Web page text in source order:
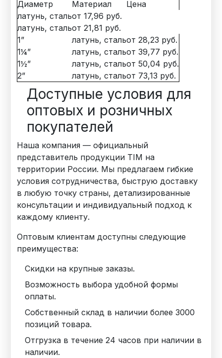
Диаметр Материал
Цена
латунь, стальот 17,96 руб.
латунь, стальот 21,81 руб.
1”
латунь, стальот 28,23 руб.
1¼”
латунь, стальот 39,77 руб.
1½”
латунь, стальот 50,04 руб.
2”
латунь, стальот 73,13 руб.
Доступные условия для
оптовых и розничных
покупателей
Наша компания — официальный
представитель продукции TIM на
территории России. Мы предлагаем гибкие
условия сотрудничества, быструю доставку
в любую точку страны, детализированные
консультации и индивидуальный подход к
каждому клиенту.
Оптовым клиентам доступны следующие
преимущества:
Скидки на крупные заказы.
Возможность выбора удобной формы
оплаты.
Собственный склад в наличии более 3000
позиций товара.
Отгрузка в течение 24 часов при наличии в
наличии.